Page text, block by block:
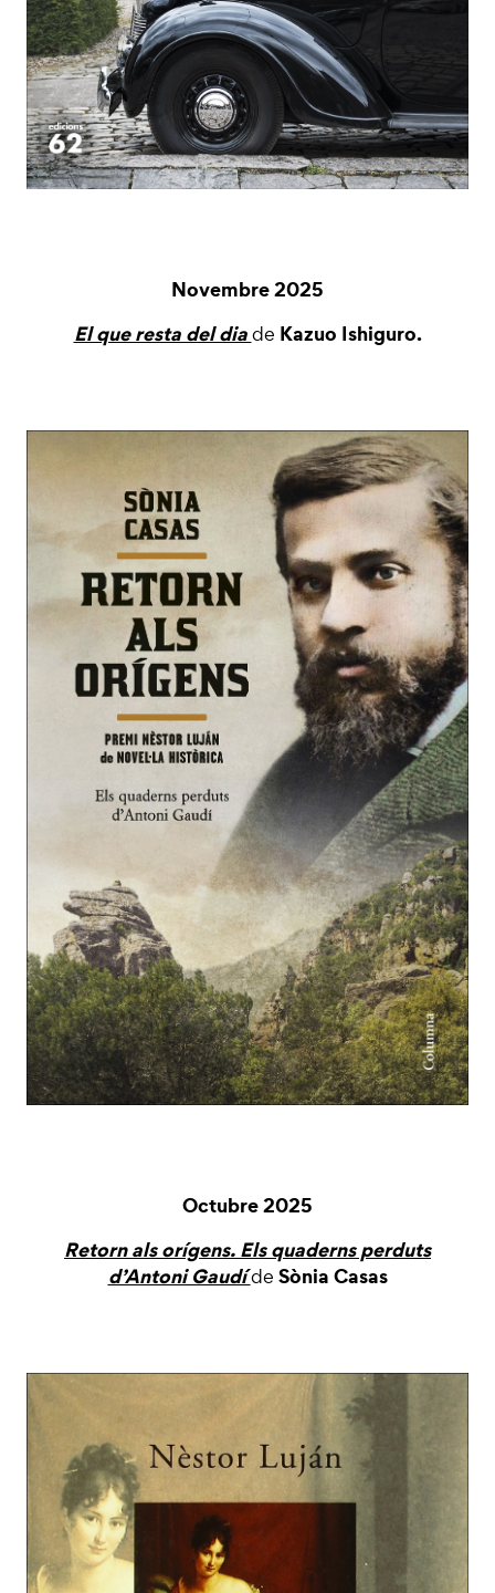
Novembre 2025
El que resta del diade Kazuo Ishiguro.
Octubre 2025
Retorn als orígens. Els quaderns perduts
d’Antoni Gaudíde Sònia Casas